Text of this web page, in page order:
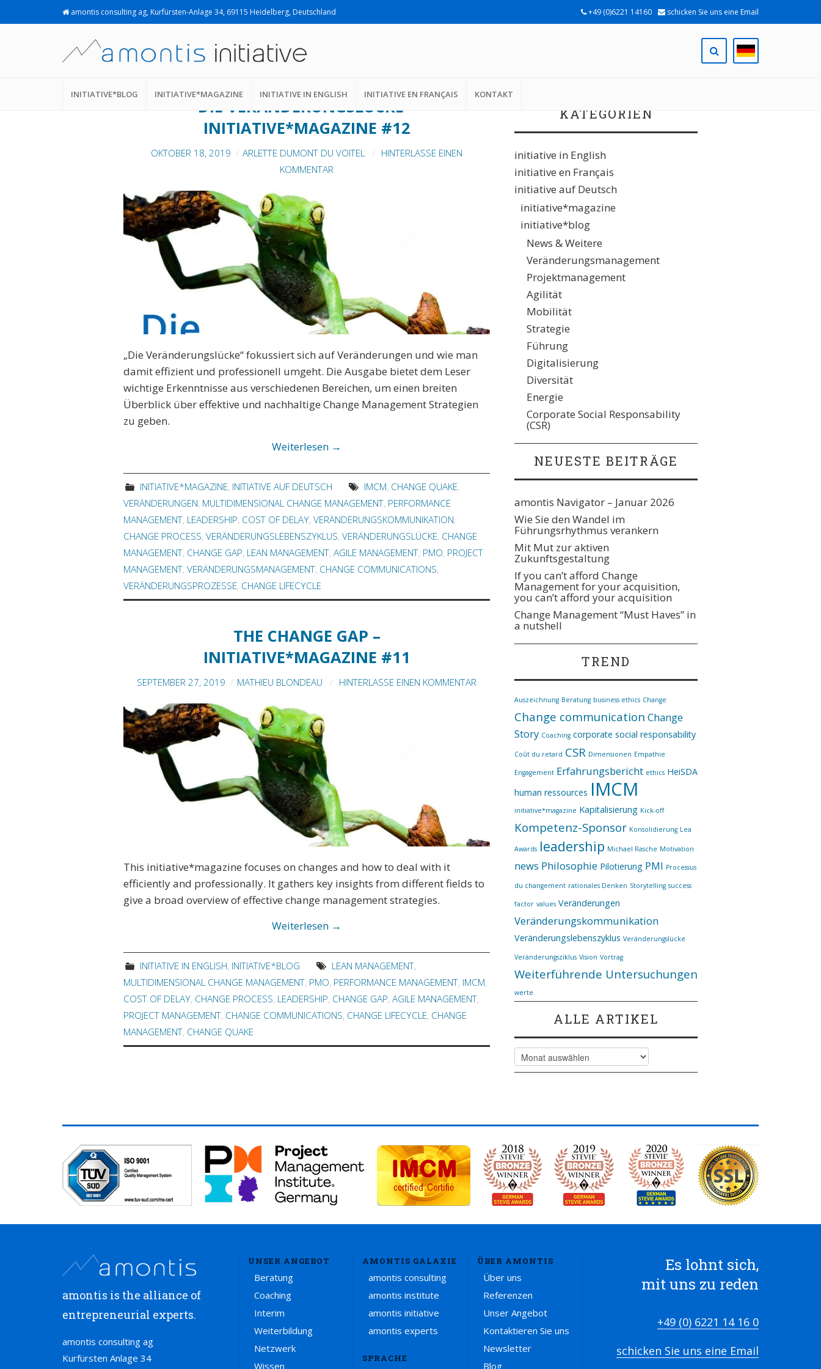
amontis consulting ag, Kurfürsten-Anlage 34, 69115 Heidelberg, Deutschland +49 (0)6221 14160 schicken Sie uns eine Email
INITIATIVE*BLOG INITIATIVE*MAGAZINE INITIATIVE IN ENGLISH INITIATIVE EN FRANÇAIS KONTAKT
COST OF DELAY
DIE VERÄNDERUNGSLÜCKE –
INITIATIVE*MAGAZINE #12
OKTOBER 18, 2019 ARLETTE DUMONT DU VOITEL
HINTERLASSE EINEN
KOMMENTAR
„Die Veränderungslücke“ fokussiert sich auf Veränderungen und wie man
damit effizient und professionell umgeht. Die Ausgabe bietet dem Leser
wichtige Erkenntnisse aus verschiedenen Bereichen, um einen breiten
Überblick über effektive und nachhaltige Change Management Strategien
zu geben.
Weiterlesen →
INITIATIVE*MAGAZINE, INITIATIVE AUF DEUTSCH IMCM, CHANGE QUAKE,
VERÄNDERUNGEN, MULTIDIMENSIONAL CHANGE MANAGEMENT, PERFORMANCE
MANAGEMENT, LEADERSHIP, COST OF DELAY, VERÄNDERUNGSKOMMUNIKATION,
CHANGE PROCESS, VERÄNDERUNGSLEBENSZYKLUS, VERÄNDERUNGSLÜCKE, CHANGE
MANAGEMENT, CHANGE GAP, LEAN MANAGEMENT, AGILE MANAGEMENT, PMO, PROJECT
MANAGEMENT, VERÄNDERUNGSMANAGEMENT, CHANGE COMMUNICATIONS,
VERÄNDERUNGSPROZESSE, CHANGE LIFECYCLE
THE CHANGE GAP –
INITIATIVE*MAGAZINE #11
SEPTEMBER 27, 2019 MATHIEU BLONDEAU HINTERLASSE EINEN KOMMENTAR
This initiative*magazine focuses on changes and how to deal with it
efficiently and professionally. It gathers key insights from different fields to
give a broad overview of effective change management strategies.
Weiterlesen →
INITIATIVE IN ENGLISH, INITIATIVE*BLOG LEAN MANAGEMENT,
MULTIDIMENSIONAL CHANGE MANAGEMENT, PMO, PERFORMANCE MANAGEMENT, IMCM,
COST OF DELAY, CHANGE PROCESS, LEADERSHIP, CHANGE GAP, AGILE MANAGEMENT,
PROJECT MANAGEMENT, CHANGE COMMUNICATIONS, CHANGE LIFECYCLE, CHANGE
MANAGEMENT, CHANGE QUAKE
KATEGORIEN
initiative in English
initiative en Français
initiative auf Deutsch
initiative*magazine
initiative*blog
News & Weitere
Veränderungsmanagement
Projektmanagement
Agilität
Mobilität
Strategie
Führung
Digitalisierung
Diversität
Energie
Corporate Social Responsability
(CSR)
NEUESTE BEITRÄGE
amontis Navigator – Januar 2026
Wie Sie den Wandel im
Führungsrhythmus verankern​
Mit Mut zur aktiven
Zukunftsgestaltung
If you can’t afford Change
Management for your acquisition,
you can’t afford your acquisition
Change Management “Must Haves” in
a nutshell
TREND
Auszeichnung Beratung business ethics Change
Change communication Change
Story Coaching corporate social responsability
Coût du retard CSR Dimensionen Empathie
Engagement Erfahrungsbericht ethics HeiSDA
human ressources IMCM
initiative*magazine Kapitalisierung Kick-off
Kompetenz-Sponsor Konsolidierung Lea
Awards leadership Michael Rasche Motivation
news Philosophie Pilotierung PMI Processus
du changement rationales Denken Storytelling success
factor values Veränderungen
Veränderungskommunikation
Veränderungslebenszyklus Veränderungslücke
Veränderungsziklus Vision Vortrag
Weiterführende Untersuchungen
werte
ALLE ARTIKEL
Alle Artikel
amontis is the alliance of
entrepreneurial experts.
amontis consulting ag
Kurfürsten Anlage 34
UNSER ANGEBOT
Beratung
Coaching
Interim
Weiterbildung
Netzwerk
Wissen
AMONTIS GALAXIE
amontis consulting
amontis institute
amontis initiative
amontis experts
SPRACHE
ÜBER AMONTIS
Über uns
Referenzen
Unser Angebot
Kontaktieren Sie uns
Newsletter
Blog
Es lohnt sich,
mit uns zu reden
+49 (0) 6221 14 16 0
schicken Sie uns eine Email